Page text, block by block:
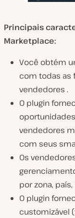
Principais
Marketplace:
Você obtém
com todas as
vendedores .
O plugin
vendedores
com seus
Os
por zona,
O plugin
customizável